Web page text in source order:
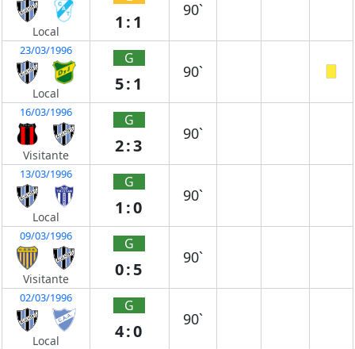
Local 1:1
90`
23/03/1996
Local
G
5:1
90`
16/03/1996
Visitante
G
2:3
90`
13/03/1996
Local
G
1:0
90`
09/03/1996
Visitante
G
0:5
90`
02/03/1996
Local
G
4:0
90`